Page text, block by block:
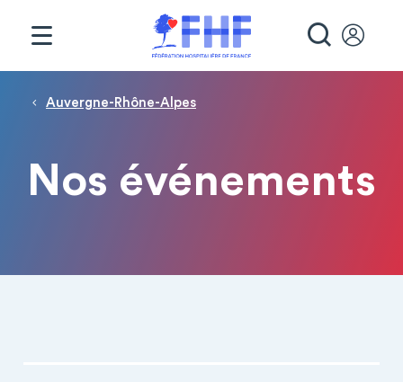
Fil d'Ariane
Auvergne-Rhône-Alpes
Nos événements
Panneau de gestion des cookies